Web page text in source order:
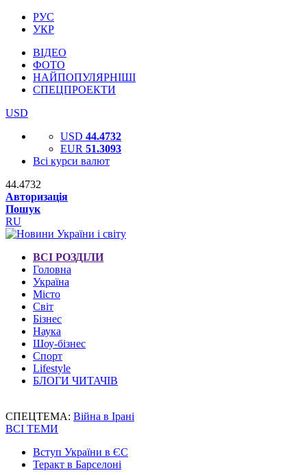
РУС
УКР
ВІДЕО
ФОТО
НАЙПОПУЛЯРНІШІ
СПЕЦПРОЕКТИ
USD
USD 44.4732
EUR 51.3093
Всі курси валют
44.4732
Авторизація
Пошук
RU
ВСІ РОЗДІЛИ
Головна
Україна
Місто
Світ
Бізнес
Наука
Шоу-бізнес
Спорт
Lifestyle
БЛОГИ ЧИТАЧІВ
СПЕЦТЕМА: Війна в Ірані
ВСІ ТЕМИ
Вступ України в ЄС
Теракт в Барселоні